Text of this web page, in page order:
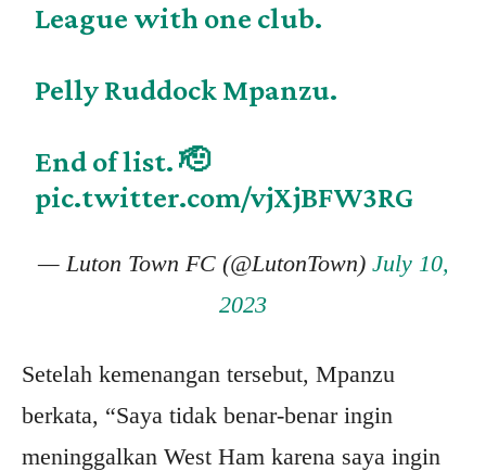
League with one club.
Pelly Ruddock Mpanzu.
End of list. 🫡
pic.twitter.com/vjXjBFW3RG
— Luton Town FC (@LutonTown) July 10,
2023
Setelah kemenangan tersebut, Mpanzu
berkata, “Saya tidak benar-benar ingin
meninggalkan West Ham karena saya ingin